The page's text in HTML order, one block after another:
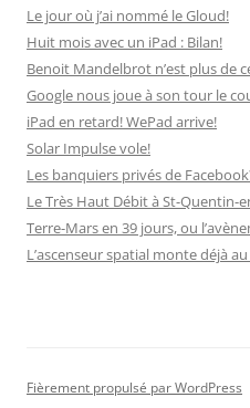
Le jour où j’ai nommé le Gloud!
Huit mois avec un iPad : Bilan!
Benoit Mandelbrot n’est plus de
Google nous joue à son tour le
iPad en retard! WePad arrive!
Solar Impulse vole!
Les banquiers privés de
Le Très Haut Débit à St-Quentin-
Terre-Mars en 39 jours, ou
L’ascenseur spatial monte déjà
Fièrement propulsé par WordPress